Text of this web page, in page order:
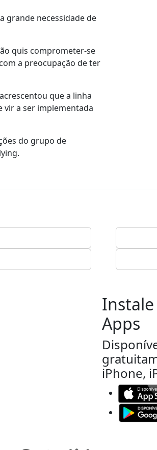
grande necessidade de
quis comprometer-se
a preocupação de ter
que a linha
vir a ser implementada
do grupo de
Instale
Apps
iPhone,